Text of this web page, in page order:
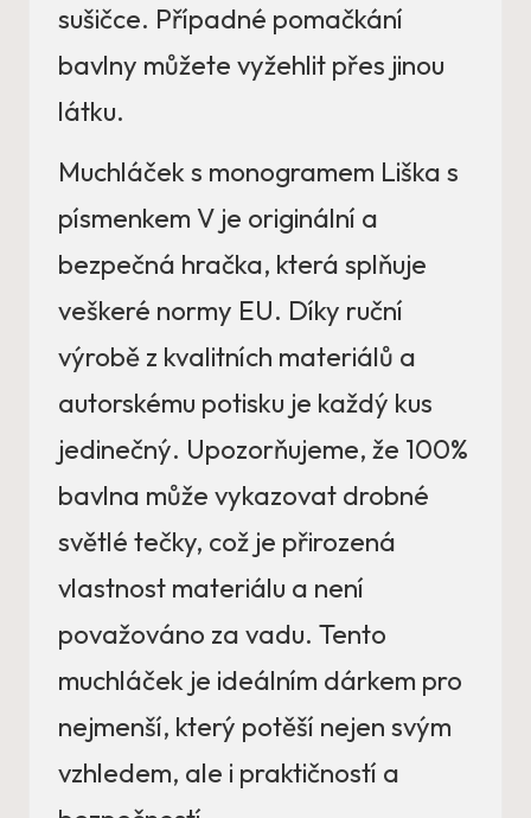
sušičce. Případné pomačkání
bavlny můžete vyžehlit přes jinou
látku.
Muchláček s monogramem Liška s
písmenkem V je originální a
bezpečná hračka, která splňuje
veškeré normy EU. Díky ruční
výrobě z kvalitních materiálů a
autorskému potisku je každý kus
jedinečný. Upozorňujeme, že 100%
bavlna může vykazovat drobné
světlé tečky, což je přirozená
vlastnost materiálu a není
považováno za vadu. Tento
muchláček je ideálním dárkem pro
nejmenší, který potěší nejen svým
vzhledem, ale i praktičností a